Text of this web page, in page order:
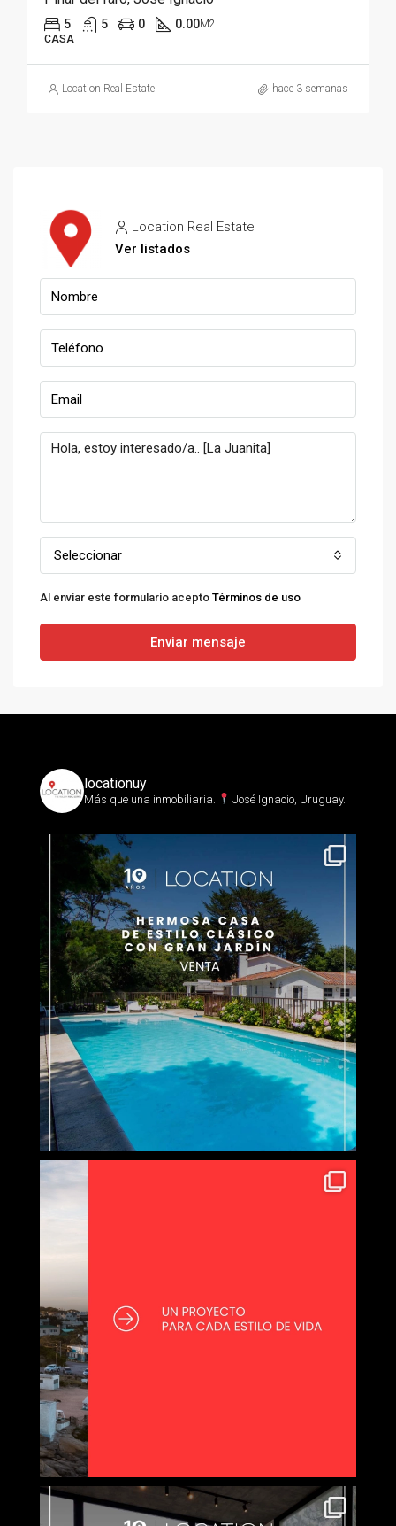
5 5 0 0.00M2
CASA
Location Real Estate hace 3 semanas
Location Real Estate
Ver listados
Seleccionar
Al enviar este formulario acepto Términos de uso
Enviar mensaje
locationuy
Más que una inmobiliaria.⁣ José Ignacio, Uruguay.